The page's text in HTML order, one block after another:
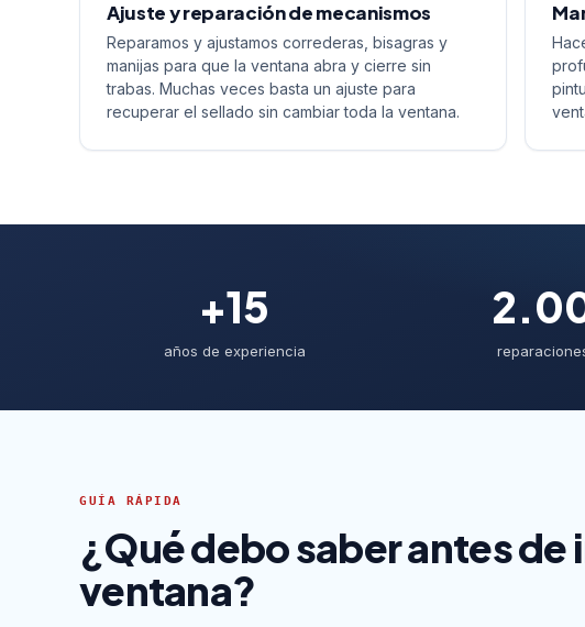
Ajuste y reparación de mecanismos
Reparamos y ajustamos correderas, bisagras y
manijas para que la ventana abra y cierre sin
trabas. Muchas veces basta un ajuste para
recuperar el sellado sin cambiar toda la ventana.
+15
años de experiencia
GUÍA RÁPIDA
¿Qué debo saber antes de
ventana?